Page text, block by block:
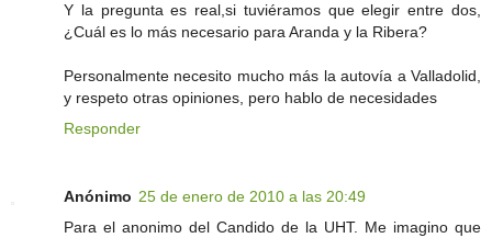
Y la pregunta es real,si tuviéramos que elegir entre dos,
¿Cuál es lo más necesario para Aranda y la Ribera?
Personalmente necesito mucho más la autovía a Valladolid,
y respeto otras opiniones, pero hablo de necesidades
Responder
Anónimo 25 de enero de 2010 a las 20:49
Para el anonimo del Candido de la UHT. Me imagino que